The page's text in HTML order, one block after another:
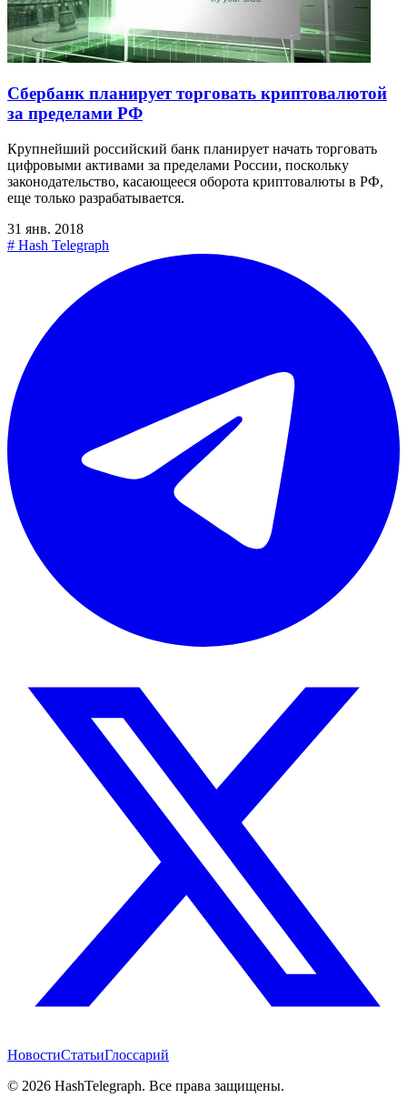
Сбербанк планирует торговать криптовалютой
за пределами РФ
Крупнейший российский банк планирует начать торговать
цифровыми активами за пределами России, поскольку
законодательство, касающееся оборота криптовалюты в РФ,
еще только разрабатывается.
31 янв. 2018
# Hash Telegraph
НовостиСтатьиГлоссарий
© 2026 HashTelegraph. Все права защищены.